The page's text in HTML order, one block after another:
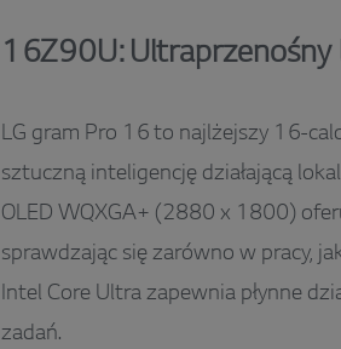
16Z90U:
LG gram Pro 16 to najlżejszy 16-
sztuczną inteligencję działającą
OLED WQXGA+ (2880 x 1800)
sprawdzając się zarówno w pracy,
Intel Core Ultra zapewnia płynne
zadań.